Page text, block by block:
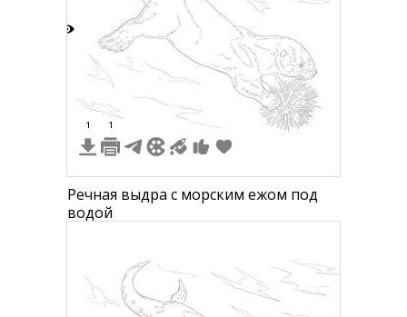
1 1
Речная выдра с морским ежом под
водой